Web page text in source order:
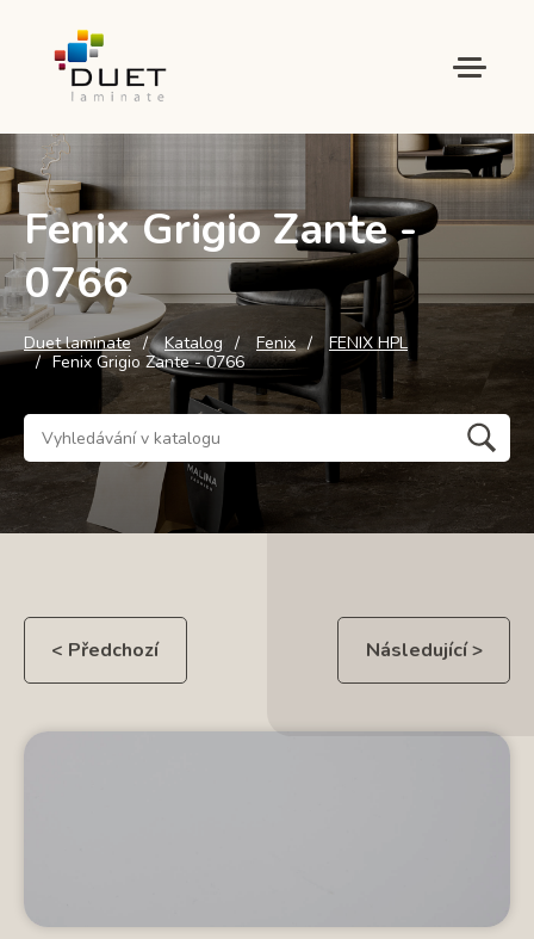
Fenix Grigio Zante -
0766
Duet laminate Katalog Fenix
FENIX HPL
Fenix Grigio Zante - 0766
< Předchozí Následující >